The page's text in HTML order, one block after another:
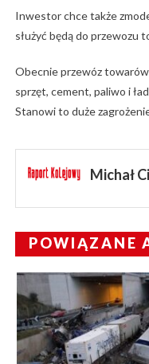
Inwestor chce także
służyć będą do przewozu
Obecnie przewóz
sprzęt, cement, paliwo i
Stanowi to duże
Michał
POWIĄZANE